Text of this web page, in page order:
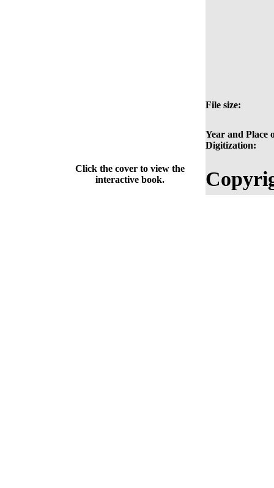
File size:
Year and Place
Digitization:
Click the cover to view the
interactive book.